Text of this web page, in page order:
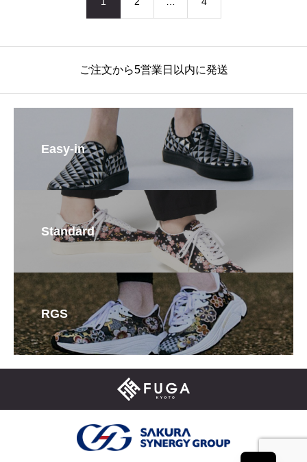
ご注文から5営業日以内に発送
Easy-in
Standard
RGS